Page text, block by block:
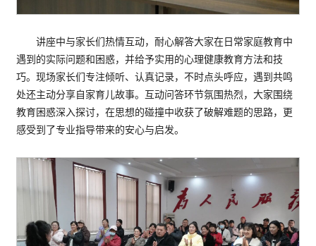
讲座中与家长们热情互动，耐心解答大家在日常家庭教育中
遇到的实际问题和困惑，并给予实用的心理健康教育方法和技
巧。现场家长们专注倾听、认真记录，不时点头呼应，遇到共鸣
处还主动分享自家育儿故事。互动问答环节氛围热烈，大家围绕
教育困惑深入探讨，在思想的碰撞中收获了破解难题的思路，更
感受到了专业指导带来的安心与启发。